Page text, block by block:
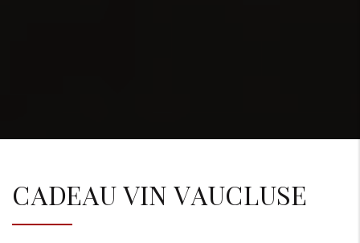
CADEAU VIN VAUCLUSE